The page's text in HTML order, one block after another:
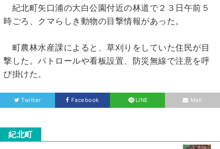
紀北町矢口浦の大白公園付近の林道で２３日午前５
時ごろ、クマらしき動物の目撃情報があった。
町農林水産課によると、草刈りをしていた住民が目
撃した。パトロールや看板設置、防災無線で注意を呼
び掛けた。
Twitter Facebook LINE Mail
紀北町